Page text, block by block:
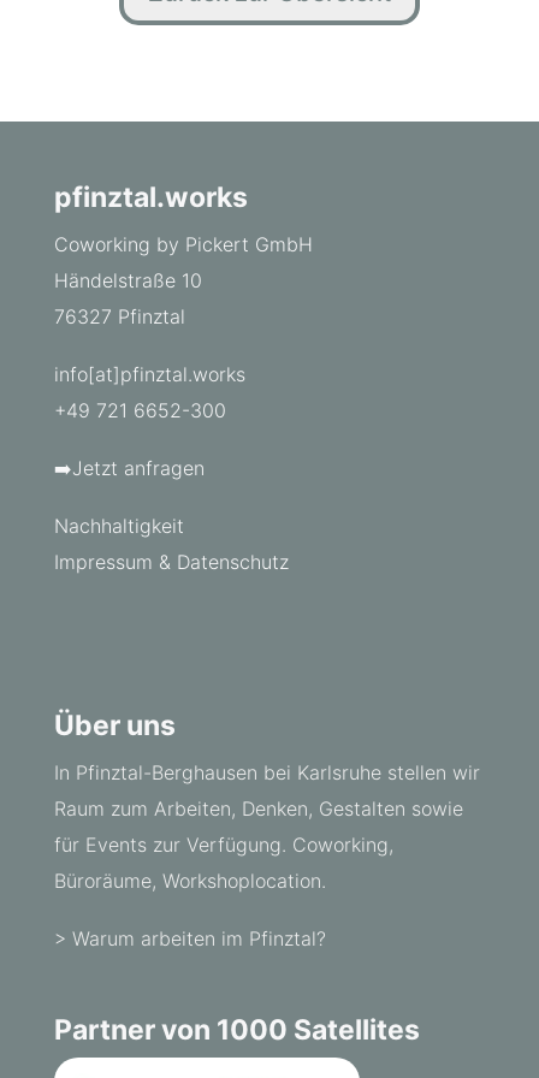
pfinztal.works
Coworking by Pickert GmbH
Händelstraße 10
76327 Pfinztal
info[at]pfinztal.works
+49 721 6652-300
➡️Jetzt anfragen
Nachhaltigkeit
Impressum & Datenschutz
Über uns
In Pfinztal-Berghausen bei Karlsruhe stellen wir
Raum zum Arbeiten, Denken, Gestalten sowie
für Events zur Verfügung. Coworking,
Büroräume, Workshoplocation.
> Warum arbeiten im Pfinztal?
Partner von 1000 Satellites